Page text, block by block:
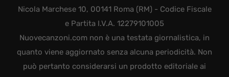
Nicola Marchese 10, 00141 Roma (RM) - Codice Fiscale
e Partita I.V.A. 12279101005
Nuovecanzoni.com non è una testata giornalistica, in
quanto viene aggiornato senza alcuna periodicità. Non
può pertanto considerarsi un prodotto editoriale ai